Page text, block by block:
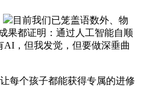
目前我们已笼盖语数外、物
果都证明：通过人工智能自顺
，但我发觉，但要做深垂曲
每个孩子都能获得专属的进修